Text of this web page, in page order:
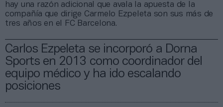
hay una razón adicional que avala la apuesta de la
compañía que dirige Carmelo Ezpeleta son sus más de
tres años en el FC Barcelona.
Carlos Ezpeleta se incorporó a Dorna
Sports en 2013 como coordinador del
equipo médico y ha ido escalando
posiciones